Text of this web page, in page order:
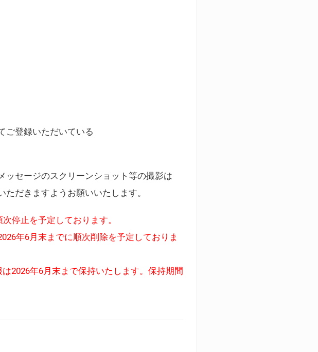
ご登録いただいている
ッセージのスクリーンショット等の撮影は
だきますようお願いいたします。
停止を予定しております。
年6月末までに順次削除を予定しておりま
2026年6月末まで保持いたします。保持期間